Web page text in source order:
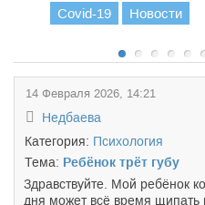
Covid-19 Новости
14 Февраля 2026, 14:21
Недбаева
Категория: Психология
Тема: Ребёнок трёт губу
Здравствуйте. Мой ребёнок
дня может всё время щипать